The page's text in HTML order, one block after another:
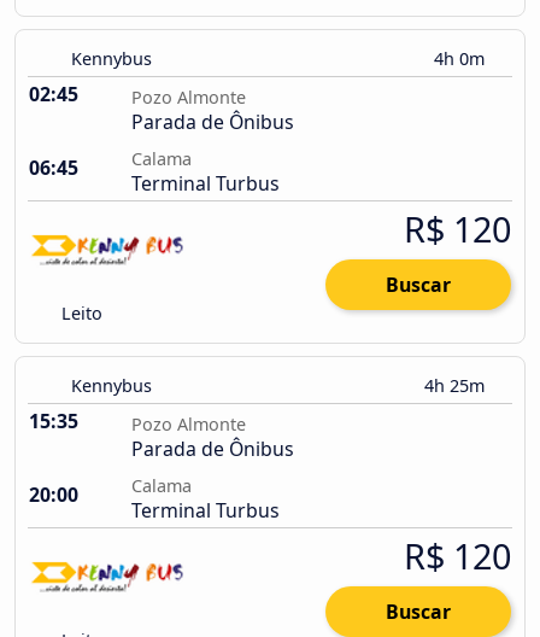
Kennybus 4h 0m
02:45 Pozo Almonte
Parada de Ônibus
06:45
Calama
Terminal Turbus
Leito
R$ 120
Buscar
Kennybus 4h 25m
15:35 Pozo Almonte
Parada de Ônibus
20:00
Calama
Terminal Turbus
R$ 120
Buscar